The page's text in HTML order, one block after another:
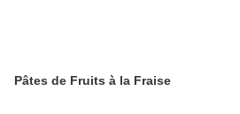
Pâtes de Fruits à la Fraise